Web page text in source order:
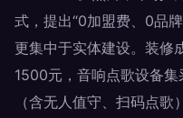
式，提出“0加盟费、0品
更集中于实体建设。装修
1500元，音响点歌设备
（含无人值守、扫码点